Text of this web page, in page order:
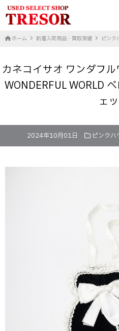
ホーム 新着入荷商品・買取実績 ピンク
カネコイサオ ワンダフ
WONDERFUL WORLD
ェ
2024年10月01日 ピンクハ